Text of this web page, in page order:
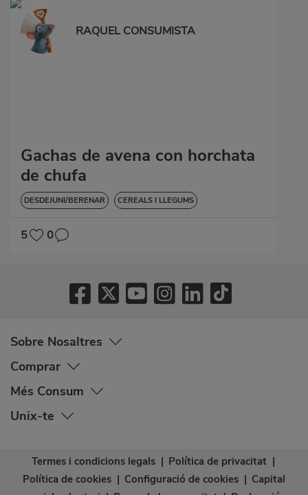
RAQUEL CONSUMISTA
Gachas de avena con horchata
de chufa
DESDEJUNI/BERENAR CEREALS I LLEGUMS
5 0
Sobre Nosaltres
Comprar
Més Consum
Unix-te
Termes i condicions legals | Política de privacitat |
Política de cookies | Configuració de cookies | Capital